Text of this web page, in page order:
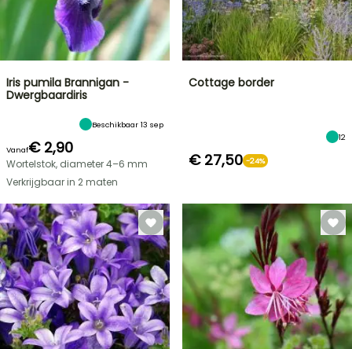
Iris pumila Brannigan -
Dwergbaardiris
Beschikbaar 13 sep
Vanaf€ 2,90
Wortelstok, diameter 4–6 mm
Verkrijgbaar in 2 maten
Cottage border
12
€ 27,50 -24%